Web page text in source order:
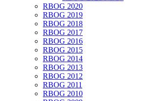
RBOG 2020
RBOG 2019
RBOG 2018
RBOG 2017
RBOG 2016
RBOG 2015
RBOG 2014
RBOG 2013
RBOG 2012
RBOG 2011
RBOG 2010